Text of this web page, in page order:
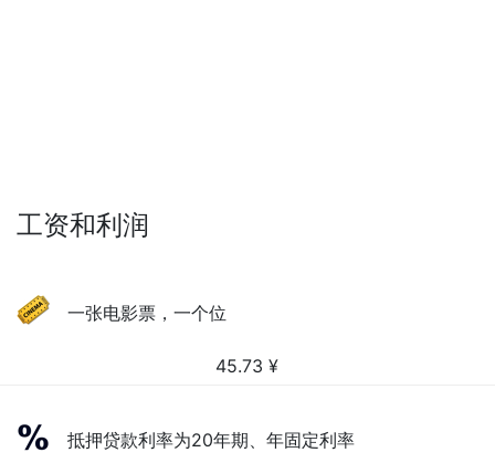
工资和利润
一张电影票，一个位
45.73 ¥
抵押贷款利率为20年期、年固定利率